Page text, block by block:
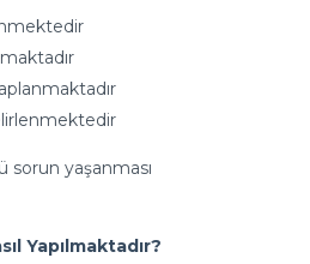
sorun yaşanması
Yapılmaktadır?